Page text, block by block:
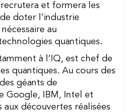
et formera les
doter l’industrie
au
quantiques.
à l’IQ, est chef de
quantiques. Au cours des
géants de
Google, IBM, Intel et
découvertes réalisées